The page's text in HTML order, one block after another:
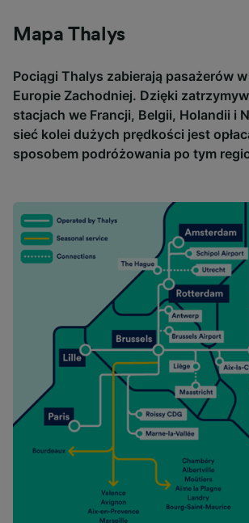
Mapa Thalys
Pociągi Thalys zabierają pasażerów
Europie Zachodniej. Dzięki
stacjach we Francji, Belgii, Holandii i
sieć kolei dużych prędkości jest
sposobem podróżowania po tym